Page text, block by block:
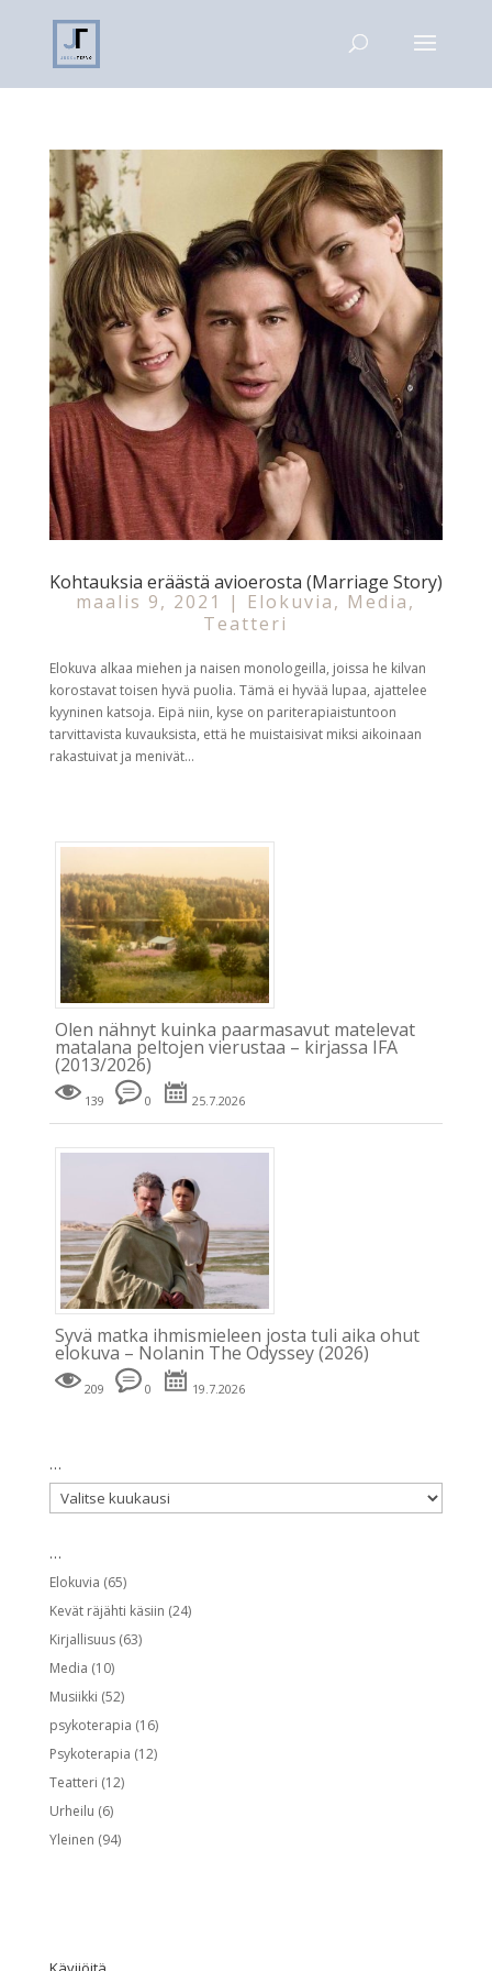
Kohtauksia eräästä avioerosta (Marriage Story)
maalis 9, 2021
| Elokuvia, Media,
Teatteri
Elokuva alkaa miehen ja naisen monologeilla, joissa he kilvan
korostavat toisen hyvä puolia. Tämä ei hyvää lupaa, ajattelee
kyyninen katsoja. Eipä niin, kyse on pariterapiaistuntoon
tarvittavista kuvauksista, että he muistaisivat miksi aikoinaan
rakastuivat ja menivät...
Olen nähnyt kuinka paarmasavut matelevat
matalana peltojen vierustaa – kirjassa IFA
(2013/2026)
139 0 25.7.2026
Syvä matka ihmismieleen josta tuli aika ohut
elokuva – Nolanin The Odyssey (2026)
209 0 19.7.2026
…
…
Elokuvia (65)
Kevät räjähti käsiin (24)
Kirjallisuus(63)
Media (10)
Musiikki (52)
psykoterapia (16)
Psykoterapia (12)
Teatteri (12)
Urheilu (6)
Yleinen (94)